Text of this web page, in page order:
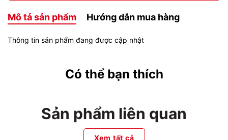
Mô tả sản phẩm Hướng dẫn mua hàng
Thông tin sản phẩm đang được cập nhật
Có thể bạn thích
Sản phẩm liên quan
Xem tất cả